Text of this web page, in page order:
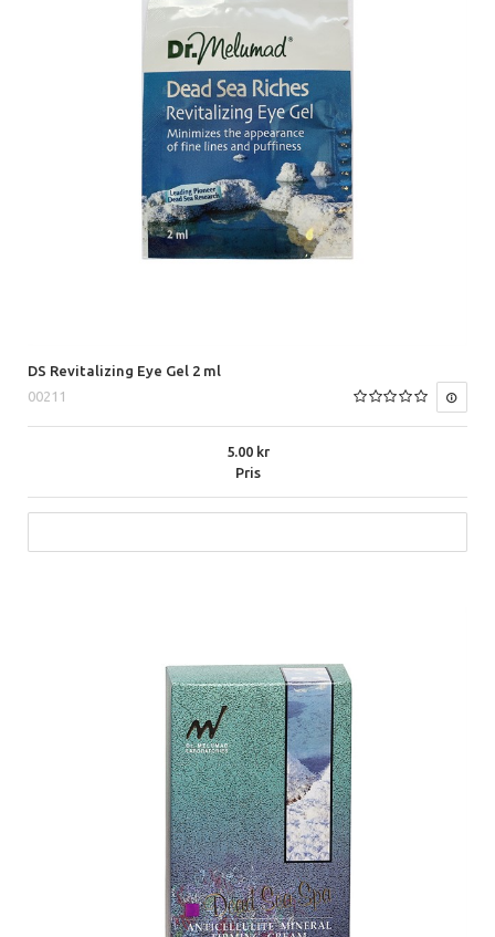
DS Revitalizing Eye Gel 2 ml
00211
Pris
5.00